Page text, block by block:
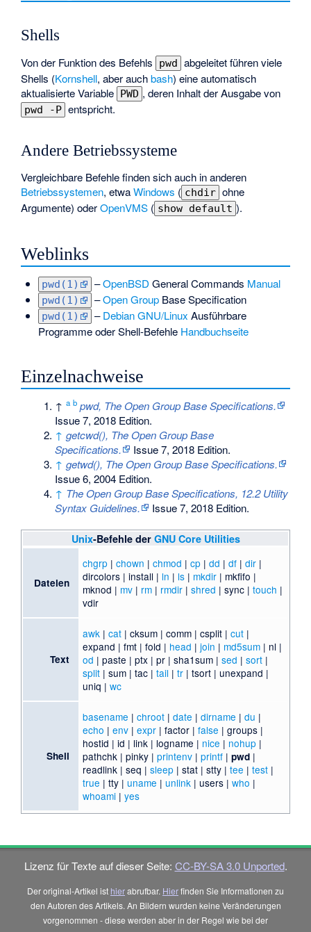
Shells
Von der Funktion des Befehls pwd abgeleitet führen viele
Shells (Kornshell, aber auchbash) eine automatisch
aktualisierte Variable PWD , deren Inhalt der Ausgabe von
pwd -P entspricht.
Andere Betriebssysteme
Vergleichbare Befehle finden sich auch in anderen
Betriebssystemen, etwaWindows ( chdir ohne
Argumente) oderOpenVMS ( show default ).
Weblinks
pwd(1) –OpenBSD General Commands Manual
pwd(1) –Open GroupBase Specification
pwd(1) –Debian GNU/Linux Ausführbare
Programme oder Shell-Befehle Handbuchseite
Einzelnachweise
↑a b pwd, The Open Group Base Specifications.
Issue 7, 2018 Edition.
↑ getcwd(), The Open Group Base
Specifications.
Issue 7, 2018 Edition.
↑ getwd(), The Open Group Base Specifications.
Issue 6, 2004 Edition.
↑ The Open Group Base Specifications, 12.2 Utility
Syntax Guidelines.
Issue 7, 2018 Edition.
Unix-Befehle der GNU Core Utilities
Dateien
chgrp| chown | chmod | cp| dd | df| dir|
dircolors | install | ln | ls| mkdir| mkfifo |
mknod | mv| rm| rmdir| shred | sync | touch |
vdir
Text
awk| cat| cksum | comm | csplit | cut|
expand | fmt | fold | head | join | md5sum| nl |
od | paste | ptx | pr | sha1sum | sed | sort|
split| sum | tac | tail | tr| tsort | unexpand |
uniq | wc
Shell
basename | chroot| date | dirname | du |
echo | env| expr| factor | false | groups |
hostid | id | link | logname | nice | nohup|
pathchk | pinky | printenv| printf| pwd|
readlink | seq | sleep| stat | stty | tee | test|
true | tty | uname | unlink| users | who |
whoami| yes
Lizenz für Texte auf dieser Seite: CC-BY-SA 3.0 Unported.
Der original-Artikel ist hierabrufbar. Hierfinden Sie Informationen zu
den Autoren des Artikels. An Bildern wurden keine Veränderungen
vorgenommen - diese werden aber in der Regel wie bei der